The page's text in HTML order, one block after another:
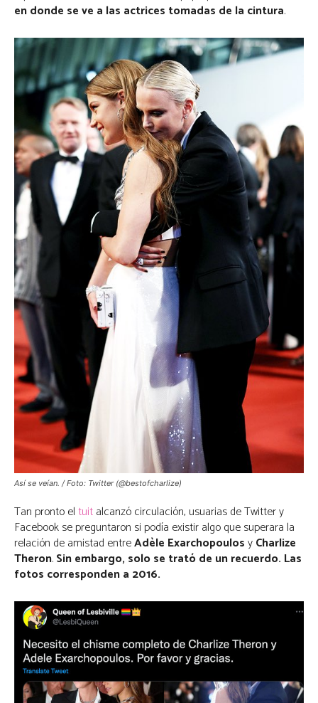
en donde se ve a las actrices tomadas de la cintura.
Así se veían. / Foto: Twitter (@bestofcharlize)
Tan pronto eltuitalcanzó circulación, usuarias de Twitter y
Facebook se preguntaron si podía existir algo que superara la
relación de amistad entreAdèle ExarchopoulosyCharlize
Theron.Sin embargo, solo se trató de un recuerdo. Las
fotos corresponden a 2016.